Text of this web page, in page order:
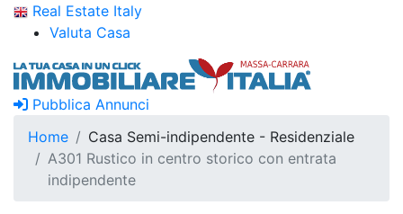
Real Estate Italy
Valuta Casa
Pubblica Annunci
Home
Casa Semi-indipendente - Residenziale
A301 Rustico in centro storico con entrata
indipendente